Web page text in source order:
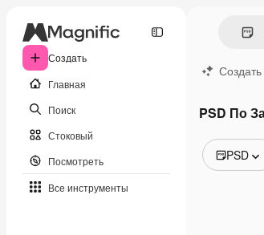
Создать
Главная
Поиск
Стоковый
Посмотреть
Все инструменты
PSD По
PSD